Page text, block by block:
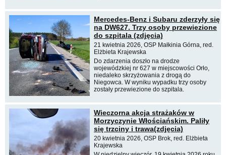
Mercedes-Benz i Subaru zderzyły się
na DW627. Trzy osoby przewiezione
do szpitala (zdjęcia)
21 kwietnia 2026, OSP Małkinia Górna, red.
Elżbieta Krajewska
Do zdarzenia doszło na drodze
wojewódzkiej nr 627 w miejscowości Orło,
niedaleko skrzyżowania z drogą do
Niegowca. W wyniku wypadku trzy osoby
zostały przewiezione do szpitala.
Wieczorna akcja strażaków w
Morzyczynie Włościańskim. Paliły
się trzciny i trawa(zdjęcia)
20 kwietnia 2026, OSP Brok, red. Elżbieta
Krajewska